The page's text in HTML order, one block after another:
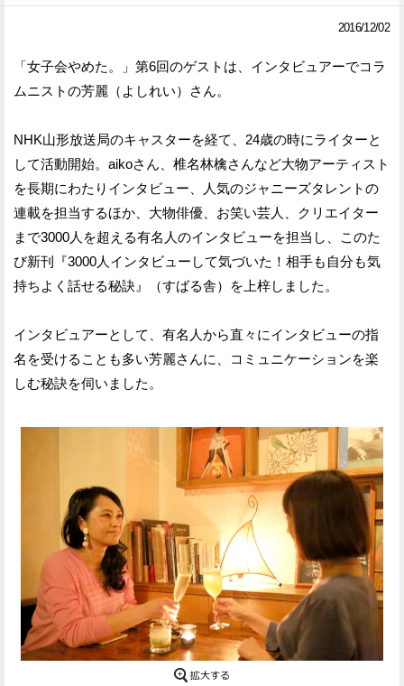
ェ
す
る
ェ
す
る
2016/12/02
「女子会やめた。」第6回のゲストは、インタビュアーでコラ
ムニストの芳麗（よしれい）さん。
NHK山形放送局のキャスターを経て、24歳の時にライターと
して活動開始。aikoさん、椎名林檎さんなど大物アーティスト
を長期にわたりインタビュー、人気のジャニーズタレントの
連載を担当するほか、大物俳優、お笑い芸人、クリエイター
まで3000人を超える有名人のインタビューを担当し、このた
び新刊『3000人インタビューして気づいた！相手も自分も気
持ちよく話せる秘訣』（すばる舎）を上梓しました。
インタビュアーとして、有名人から直々にインタビューの指
名を受けることも多い芳麗さんに、コミュニケーションを楽
しむ秘訣を伺いました。